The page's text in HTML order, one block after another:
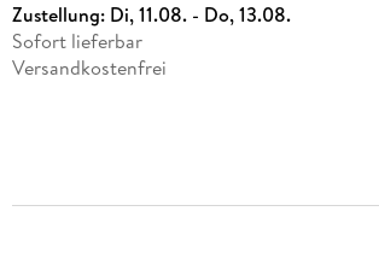
Zustellung: Di, 11.08. - Do, 13.08.
Sofort lieferbar
Versandkostenfrei